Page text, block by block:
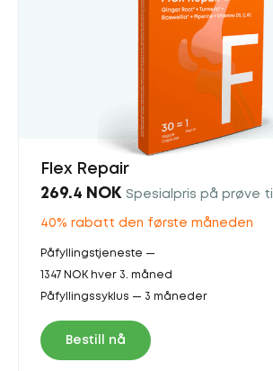
Flex Repair
269.4 NOK Spesialpris på prøve til
40% rabatt den første måneden
Påfyllingstjeneste —
1347 NOK hver 3. måned
Påfyllingssyklus — 3 måneder
Bestill nå